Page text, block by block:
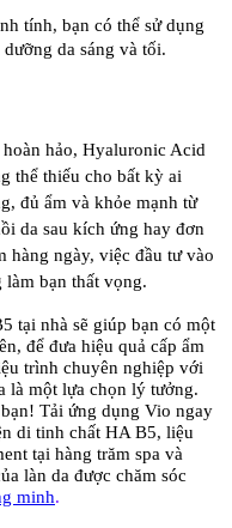
tính, bạn có thể sử dụng
da sáng và tối.
hảo, Hyaluronic Acid
thể thiếu cho bất kỳ ai
đủ ẩm và khỏe mạnh từ
da sau kích ứng hay đơn
hàng ngày, việc đầu tư vào
làm bạn thất vọng.
tại nhà sẽ giúp bạn có một
để đưa hiệu quả cấp ẩm
trình chuyên nghiệp với
là một lựa chọn lý tưởng.
Tải ứng dụng Vio ngay
di tinh chất HA B5, liệu
tại hàng trăm spa và
làn da được chăm sóc
minh.